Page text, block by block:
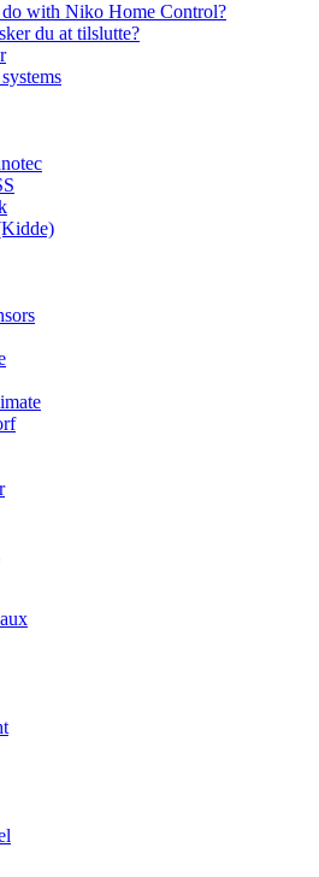
with Niko Home Control?
du at tilslutte?